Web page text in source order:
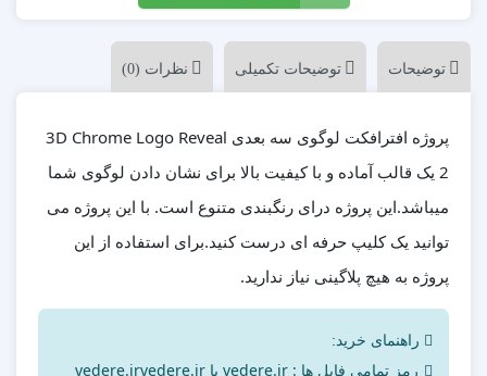
توضیحات توضیحات تکمیلی نظرات (0)
پروژه افترافکت لوگوی سه بعدی 3D Chrome Logo Reveal
2 یک قالب آماده و با کیفیت بالا برای نشان دادن لوگوی شما
میباشد.این پروژه درای رنگبندی متنوع است. با این پروژه می
توانید یک کلیپ حرفه ای درست کنید.برای استفاده از این
پروژه به هیچ پلاگینی نیاز ندارید.
راهنمای خرید: